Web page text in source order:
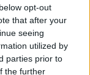
opt-out
that after your
seeing
utilized by
parties prior to
the further